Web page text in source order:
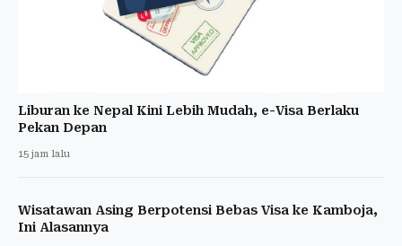
Liburan ke Nepal Kini Lebih Mudah, e-Visa Berlaku
Pekan Depan
15 jam lalu
Wisatawan Asing Berpotensi Bebas Visa ke Kamboja,
Ini Alasannya